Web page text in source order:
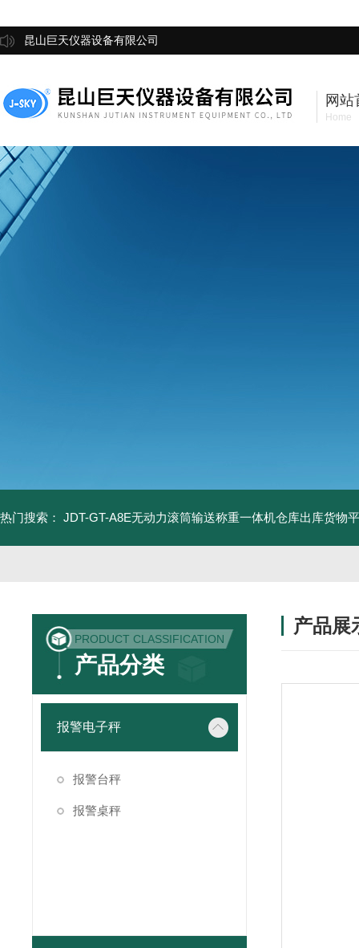
昆山巨天仪器设备有限公司
网站
Home
热门搜索： JDT-GT-A8E无动力滚筒输送称重一体机仓库出库货物
PRODUCT CLASSIFICATION
产品分类
报警电子秤
报警台秤
报警桌秤
产品展